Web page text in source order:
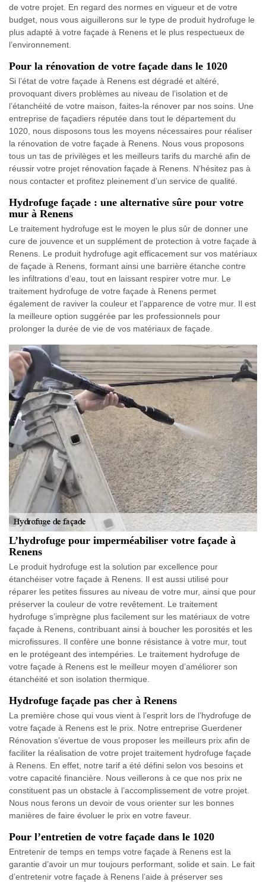
de votre projet. En regard des normes en vigueur et de votre
budget, nous vous aiguillerons sur le type de produit hydrofuge le
plus adapté à votre façade à Renens et le plus respectueux de
l’environnement.
Pour la rénovation de votre façade dans le 1020
Si l’état de votre façade à Renens est dégradé et altéré,
provoquant divers problèmes au niveau de l’isolation et de
l’étanchéité de votre maison, faites-la rénover par nos soins. Une
entreprise de façadiers réputée dans tout le département du
1020, nous disposons tous les moyens nécessaires pour réaliser
la rénovation de votre façade à Renens. Nous vous proposons
tous un tas de privilèges et les meilleurs tarifs du marché afin de
réussir votre projet rénovation façade à Renens. N’hésitez pas à
nous contacter et profitez pleinement d’un service de qualité.
Hydrofuge façade : une alternative sûre pour votre
mur à Renens
Le traitement hydrofuge est le moyen le plus sûr de donner une
cure de jouvence et un supplément de protection à votre façade à
Renens. Le produit hydrofuge agit efficacement sur vos matériaux
de façade à Renens, formant ainsi une barrière étanche contre
les infiltrations d’eau, tout en laissant respirer votre mur. Le
traitement hydrofuge de votre façade à Renens permet
également de raviver la couleur et l’apparence de votre mur. Il est
la meilleure option suggérée par les professionnels pour
prolonger la durée de vie de vos matériaux de façade.
L’hydrofuge pour imperméabiliser votre façade à
Renens
Le produit hydrofuge est la solution par excellence pour
étanchéiser votre façade à Renens. Il est aussi utilisé pour
réparer les petites fissures au niveau de votre mur, ainsi que pour
préserver la couleur de votre revêtement. Le traitement
hydrofuge s’imprègne plus facilement sur les matériaux de votre
façade à Renens, contribuant ainsi à boucher les porosités et les
microfissures. Il confère une bonne résistance à votre mur, tout
en le protégeant des intempéries. Le traitement hydrofuge de
votre façade à Renens est le meilleur moyen d’améliorer son
étanchéité et son isolation thermique.
Hydrofuge façade pas cher à Renens
La première chose qui vous vient à l’esprit lors de l’hydrofuge de
votre façade à Renens est le prix. Notre entreprise Guerdener
Rénovation s’évertue de vous proposer les meilleurs prix afin de
faciliter la réalisation de votre projet traitement hydrofuge façade
à Renens. En effet, notre tarif a été défini selon vos besoins et
votre capacité financière. Nous veillerons à ce que nos prix ne
constituent pas un obstacle à l’accomplissement de votre projet.
Nous nous ferons un devoir de vous orienter sur les bonnes
manières de faire évoluer le prix en votre faveur.
Pour l’entretien de votre façade dans le 1020
Entretenir de temps en temps votre façade à Renens est la
garantie d’avoir un mur toujours performant, solide et sain. Le fait
d’entretenir votre façade à Renens l’aide à préserver ses